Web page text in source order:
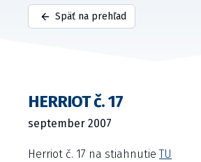
Späť na prehľad
HERRIOT č. 17
september 2007
Herriot č. 17 na stiahnutieTU